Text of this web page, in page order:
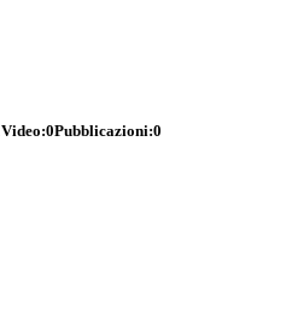
Video:0Pubblicazioni:0